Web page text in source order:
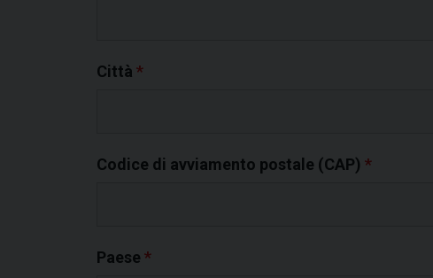
Città *
Codice di avviamento postale (CAP) *
Paese *